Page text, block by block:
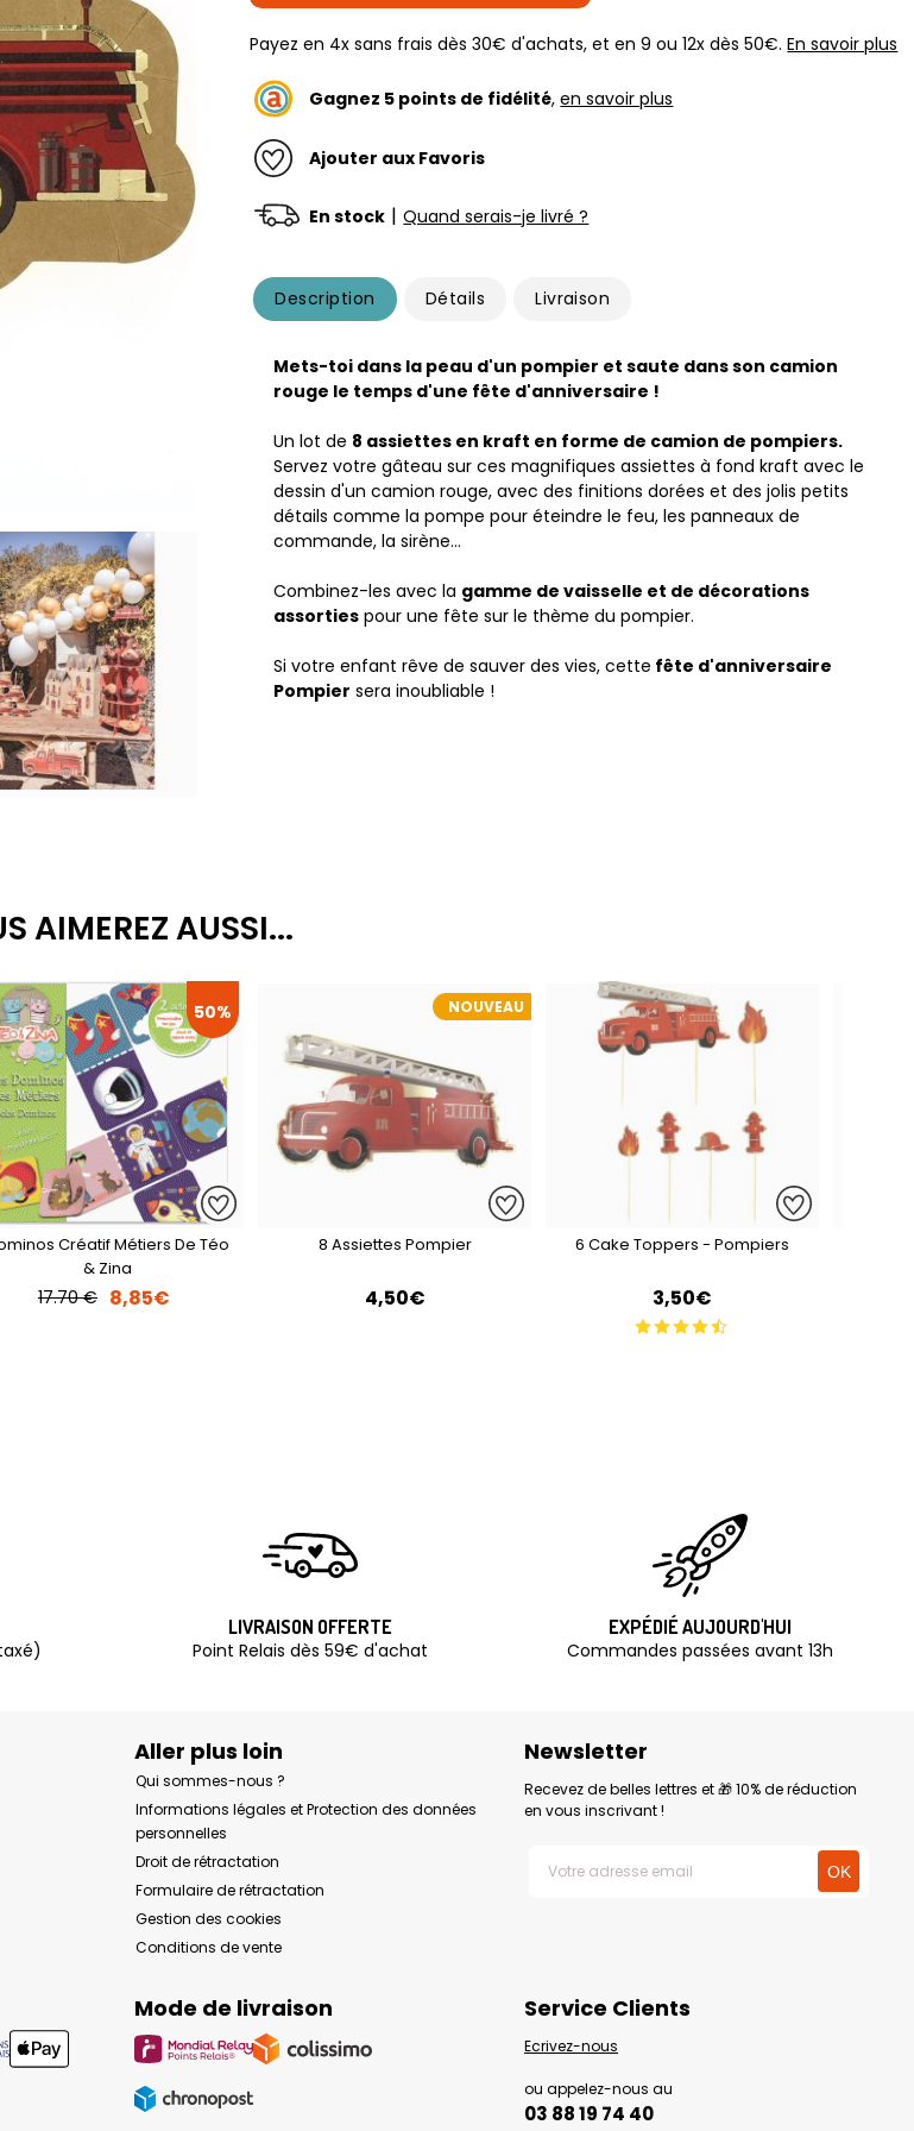
Payez en 4x sans frais dès 30€ d'achats, et en 9 ou 12x dès 50€.En savoir plus
Gagnez 5 points de fidélité,en savoir plus
Ajouter aux Favoris
En stock | Quand serais-je livré ?
Description Détails Livraison
Mets-toi dans la peau d'un pompier et saute dans son camion
rouge le temps d'une fête d'anniversaire !
Un lot de 8 assiettes en kraft en forme de camion de pompiers.
Servez votre gâteau sur ces magnifiques assiettes à fond kraft avec le
dessin d'un camion rouge, avec des finitions dorées et des jolis petits
détails comme la pompe pour éteindre le feu, les panneaux de
commande, la sirène...
Combinez-les avec la gamme de vaisselle et de décorations
assorties pour une fête sur le thème du pompier.
Si votre enfant rêve de sauver des vies, cette fête d'anniversaire
Pompier sera inoubliable !
AIMEREZ AUSSI...
50%
Créatif Métiers De Téo
& Zina
17.70 € 8,85€
NOUVEAU
8 Assiettes Pompier
4,50€
6 Cake Toppers - Pompiers
3,50€
LIVRAISON OFFERTE
Point Relais dès 59€ d'achat
EXPÉDIÉ AUJOURD'HUI
Commandes passées avant 13h
Aller plus loin
Qui sommes-nous ?
Informations légales et Protection des données
personnelles
Droit de rétractation
Formulaire de rétractation
Gestion des cookies
Conditions de vente
Newsletter
Recevez de belles lettres et 🎁 10% de réduction
en vous inscrivant !
Mode de livraison Service Clients
Ecrivez-nous
ou appelez-nous au
03 88 19 74 40